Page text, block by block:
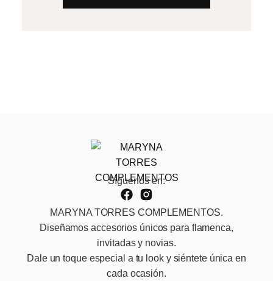
Síguenos en:
MARYNA TORRES COMPLEMENTOS.
Diseñamos accesorios únicos para flamenca,
invitadas y novias.
Dale un toque especial a tu look y siéntete única en
cada ocasión.